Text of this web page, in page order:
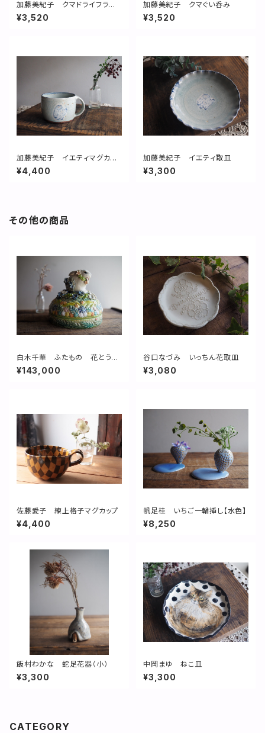
加藤美紀子 クマドライフラワ
ースタンド
¥3,520
加藤美紀子 クマぐい呑み
¥3,520
加藤美紀子 イエティマグカッ
プ
¥4,400
加藤美紀子 イエティ取皿
¥3,300
その他の商品
白木千華 ふたもの 花とうさ
ぎ
¥143,000
谷口なづみ いっちん花取皿
¥3,080
佐藤愛子 練上格子マグカップ
¥4,400
帆足桂 いちご一輪挿し【水色】
¥8,250
飯村わかな 蛇足花器（小）
¥3,300
中岡まゆ ねこ皿
¥3,300
CATEGORY